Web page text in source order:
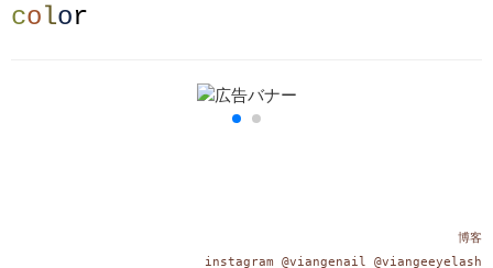
color
博客
instagram @viangenail @viangeeyelash